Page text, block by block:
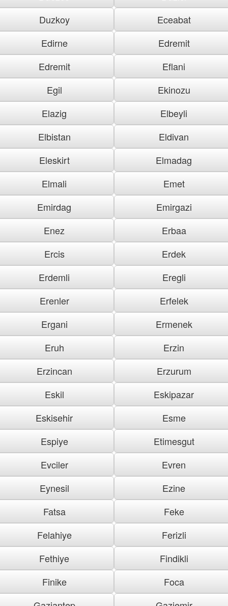
Duzkoy
Eceabat
Edirne
Edremit
Edremit
Eflani
Egil
Ekinozu
Elazig
Elbeyli
Elbistan
Eldivan
Eleskirt
Elmadag
Elmali
Emet
Emirdag
Emirgazi
Enez
Erbaa
Ercis
Erdek
Erdemli
Eregli
Erenler
Erfelek
Ergani
Ermenek
Eruh
Erzin
Erzincan
Erzurum
Eskil
Eskipazar
Eskisehir
Esme
Espiye
Etimesgut
Evciler
Evren
Eynesil
Ezine
Fatsa
Feke
Felahiye
Ferizli
Fethiye
Findikli
Finike
Foca